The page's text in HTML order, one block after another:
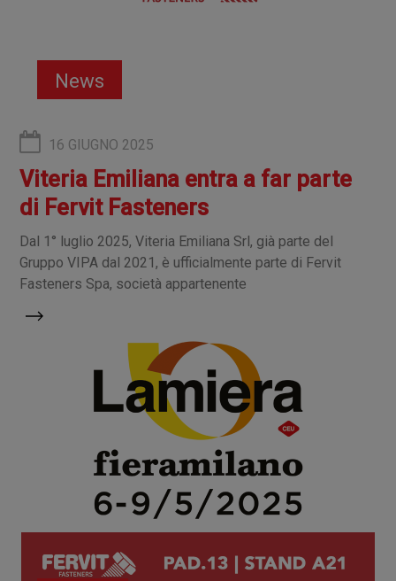
16 GIUGNO 2025
News
Viteria Emiliana entra a far parte
di Fervit Fasteners
Dal 1° luglio 2025, Viteria Emiliana Srl, già parte del
Gruppo VIPA dal 2021, è ufficialmente parte di Fervit
Fasteners Spa, società appartenente